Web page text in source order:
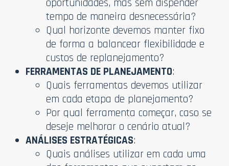
oportunidades, mas sem dispender
tempo de maneira desnecessária?
Qual horizonte devemos manter fixo
de forma a balancear flexibilidade e
custos de replanejamento?
FERRAMENTAS DE PLANEJAMENTO:
Quais ferramentas devemos utilizar
em cada etapa de planejamento?
Por qual ferramenta começar, caso se
deseje melhorar o cenário atual?
ANÁLISES ESTRATÉGICAS:
Quais análises utilizar em cada uma